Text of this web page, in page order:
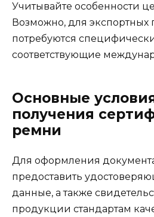
Учитывайте особенности
Возможно, для экспортных
потребуются
соответствующие
Основные
получения
ремни
Для оформления
предоставить
данные, а также
продукции стандартам